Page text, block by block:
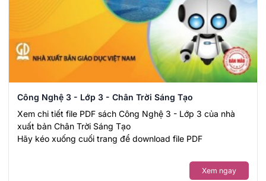
Công Nghệ 3 - Lớp 3 - Chân Trời Sáng Tạo
Xem chi tiết file PDF sách Công Nghệ 3 - Lớp 3 của nhà
xuất bản Chân Trời Sáng Tạo
Hãy kéo xuống cuối trang để download file PDF
Xem ngay